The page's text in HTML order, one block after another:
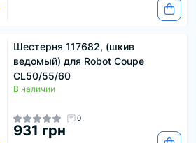
Шестерня 117682, (шкив
ведомый) для Robot Coupe
CL50/55/60
В наличии
0
931 грн